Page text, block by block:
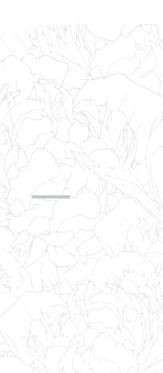
Premier
Après votre prise de
rendez-vous afin de
et demandes, vous
m’aider à mieux
Proposition